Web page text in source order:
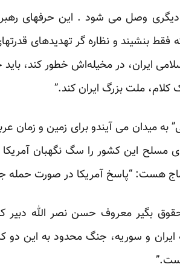
دیگری وصل می شود . این حرفهای
فقط بنشیند و نظاره گر تهدیدهای
ایران، در مخیله‌اش خطور کند،
ملت بزرگ ایران کند.”
میدان می آیندو برای زمین و زمان
مسلح این کشور را سگ نگهبان
هست: “پاسخ آمریکا در صورت حمله
بگیر معروف حسن نصر الله
ایران و سوریه، جنگ محدود به این